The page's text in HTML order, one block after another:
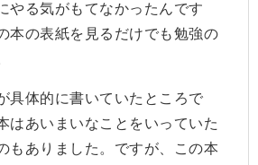
やる気がもてなかったんです
本の表紙を見るだけでも勉強の
具体的に書いていたところで
はあいまいなことをいっていた
もありました。ですが、この本